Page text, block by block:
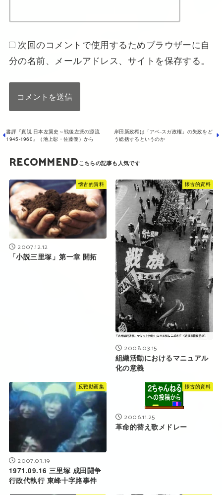
次回のコメントで使用するためブラウザーに自
分の名前、メールアドレス、サイトを保存する。
岸田新政権は「アベ‐スガ政権」の失政をど
う総括するというのか
書評『真説 日本左翼史～戦後左派の源流
1945-1960』（池上彰・佐藤優）から
RECOMMEND
懐古的資料
2007.12.12
「小説三里塚」第一章 開拓
懐古的資料
2008.03.15
組織活動におけるマニュアル
化の意義
反戦動画集
2007.03.19
1971.09.16 三里塚 成田闘争
行政代執行 東峰十字路事件
懐古的資料
2006.11.25
革命的替え歌メドレー